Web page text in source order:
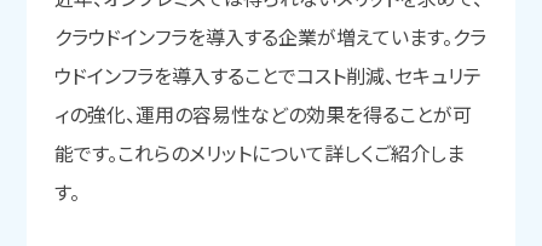
クラウドインフラを導入する企業が増えています。クラ
ウドインフラを導入することでコスト削減、セキュリテ
ィの強化、運用の容易性などの効果を得ることが可
能です。これらのメリットについて詳しくご紹介しま
す。